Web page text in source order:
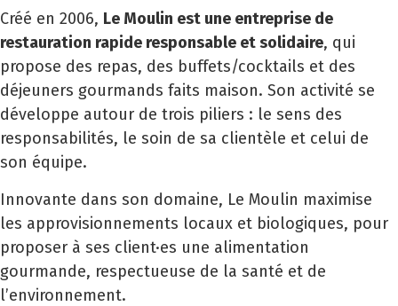
Créé en 2006, Le Moulin est une entreprise de
restauration rapide responsable et solidaire, qui
propose des repas, des buffets/cocktails et des
déjeuners gourmands faits maison. Son activité se
développe autour de trois piliers : le sens des
responsabilités, le soin de sa clientèle et celui de
son équipe.
Innovante dans son domaine, Le Moulin maximise
les approvisionnements locaux et biologiques, pour
proposer à ses client·es une alimentation
gourmande, respectueuse de la santé et de
l’environnement.